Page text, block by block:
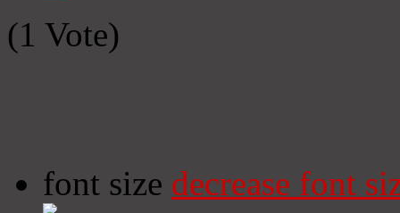
(1 Vote)
font size decrease font